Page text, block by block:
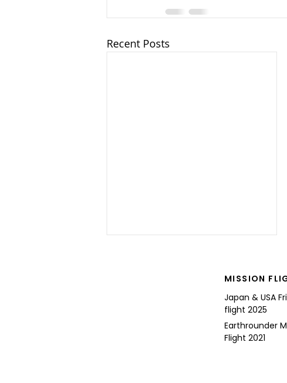
Recent Posts
For the Future of Mobility
MISSION
Japan & USA
flight 2025
Earthrounder
Flight 2021